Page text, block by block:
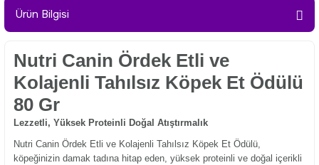
Ürün Bilgisi
Nutri Canin Ördek Etli ve
Kolajenli Tahılsız Köpek Et Ödülü
80 Gr
Lezzetli, Yüksek Proteinli Doğal Atıştırmalık
Nutri Canin Ördek Etli ve Kolajenli Tahılsız Köpek Et Ödülü,
köpeğinizin damak tadına hitap eden, yüksek proteinli ve doğal içerikli